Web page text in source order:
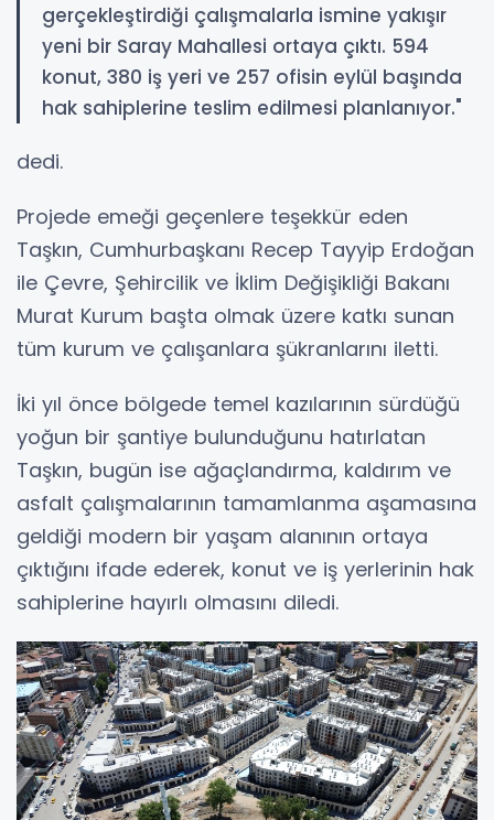
gerçekleştirdiği çalışmalarla ismine yakışır
yeni bir Saray Mahallesi ortaya çıktı. 594
konut, 380 iş yeri ve 257 ofisin eylül başında
hak sahiplerine teslim edilmesi planlanıyor."
dedi.
Projede emeği geçenlere teşekkür eden
Taşkın, Cumhurbaşkanı Recep Tayyip Erdoğan
ile Çevre, Şehircilik ve İklim Değişikliği Bakanı
Murat Kurum başta olmak üzere katkı sunan
tüm kurum ve çalışanlara şükranlarını iletti.
İki yıl önce bölgede temel kazılarının sürdüğü
yoğun bir şantiye bulunduğunu hatırlatan
Taşkın, bugün ise ağaçlandırma, kaldırım ve
asfalt çalışmalarının tamamlanma aşamasına
geldiği modern bir yaşam alanının ortaya
çıktığını ifade ederek, konut ve iş yerlerinin hak
sahiplerine hayırlı olmasını diledi.